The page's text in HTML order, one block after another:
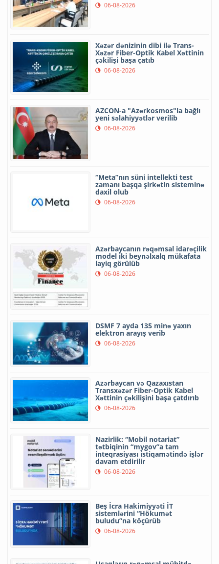
06-08-2026
Xəzər dənizinin dibi ilə Trans-
Xəzər Fiber-Optik Kabel Xəttinin
çəkilişi başa çatıb
06-08-2026
AZCON-a "Azərkosmos"la bağlı
yeni səlahiyyətlər verilib
06-08-2026
“Meta”nın süni intellekti test
zamanı başqa şirkətin sisteminə
daxil olub
06-08-2026
Azərbaycanın rəqəmsal idarəçilik
model iki beynəlxalq mükafata
layiq görülüb
06-08-2026
DSMF 7 ayda 135 minə yaxın
elektron arayış verib
06-08-2026
Azərbaycan və Qazaxıstan
Transxəzər Fiber-Optik Kabel
Xəttinin çəkilişini başa çatdırıb
06-08-2026
Nazirlik: “Mobil notariat”
tətbiqinin “mygov”a tam
inteqrasiyası istiqamətində işlər
davam etdirilir
06-08-2026
Beş İcra Hakimiyyəti İT
sistemlərini “Hökumət
buludu”na köçürüb
06-08-2026